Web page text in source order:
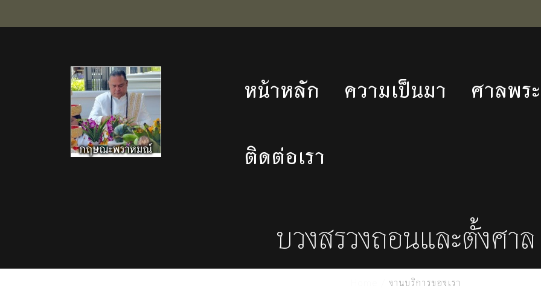
หน้าหลัก ความเป็นมา ศาลพร
ติดต่อเรา
บวงสรวงถอนและตั้งศาล
Home /งานบริการของเรา